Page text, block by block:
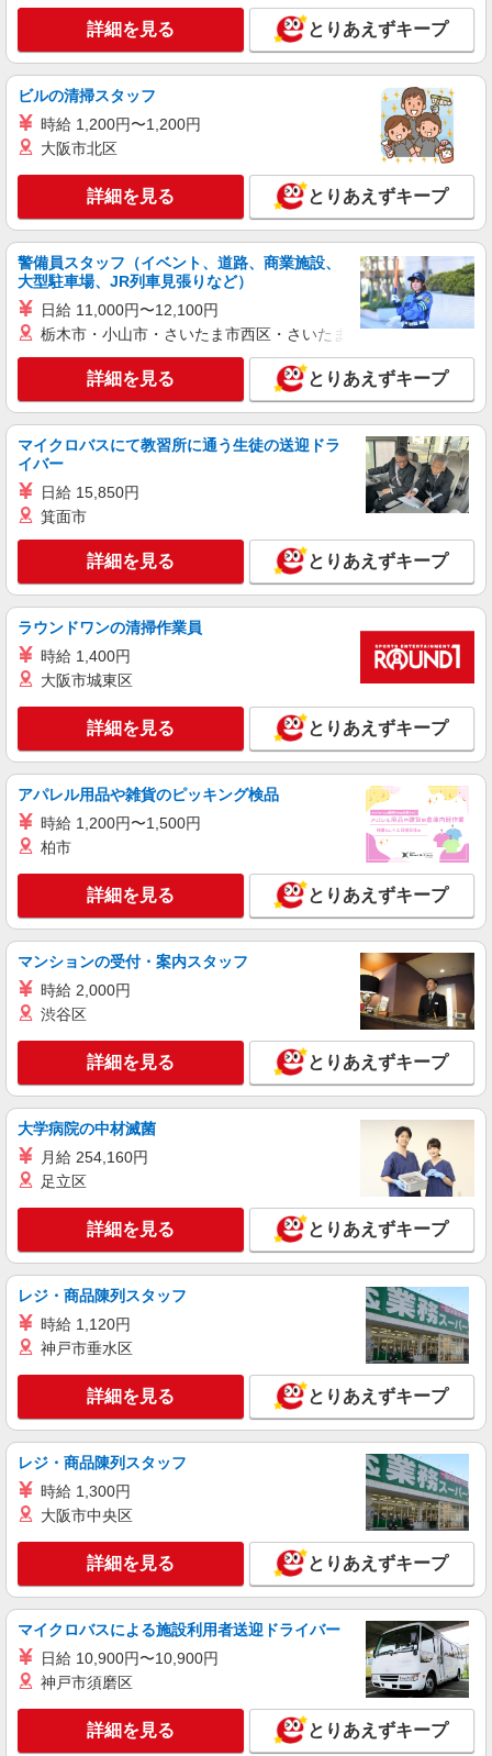
詳細を見る とりあえずキープ
ビルの清掃スタッフ
時給 1,200円〜1,200円
大阪市北区
詳細を見る とりあえずキープ
警備員スタッフ（イベント、道路、商業施設、
大型駐車場、JR列車見張りなど）
日給 11,000円〜12,100円
栃木市・小山市・さいたま市西区・さいたま市岩槻区・久喜市・
詳細を見る とりあえずキープ
マイクロバスにて教習所に通う生徒の送迎ドラ
イバー
日給 15,850円
箕面市
詳細を見る とりあえずキープ
ラウンドワンの清掃作業員
時給 1,400円
大阪市城東区
詳細を見る とりあえずキープ
アパレル用品や雑貨のピッキング検品
時給 1,200円〜1,500円
柏市
詳細を見る とりあえずキープ
マンションの受付・案内スタッフ
時給 2,000円
渋谷区
詳細を見る とりあえずキープ
大学病院の中材滅菌
月給 254,160円
足立区
詳細を見る とりあえずキープ
レジ・商品陳列スタッフ
時給 1,120円
神戸市垂水区
詳細を見る とりあえずキープ
レジ・商品陳列スタッフ
時給 1,300円
大阪市中央区
詳細を見る とりあえずキープ
マイクロバスによる施設利用者送迎ドライバー
日給 10,900円〜10,900円
神戸市須磨区
詳細を見る とりあえずキープ